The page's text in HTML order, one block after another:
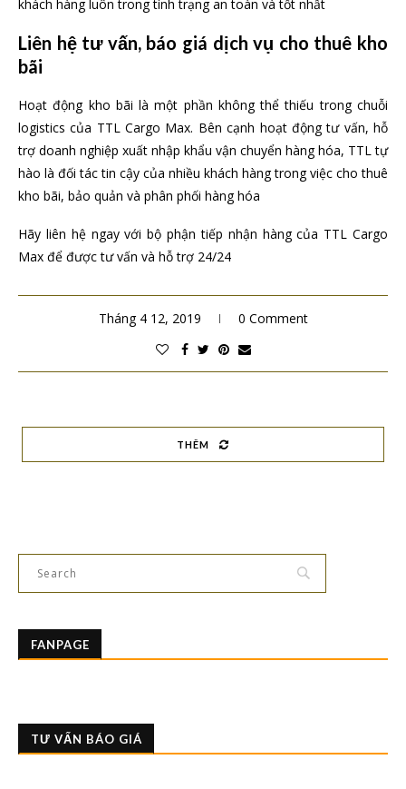
khách hàng luôn trong tình trạng an toàn và tốt nhất
Liên hệ tư vấn, báo giá dịch vụ cho thuê kho
bãi
Hoạt động kho bãi là một phần không thể thiếu trong chuỗi
logistics của TTL Cargo Max. Bên cạnh hoạt động tư vấn, hỗ
trợ doanh nghiệp xuất nhập khẩu vận chuyển hàng hóa, TTL tự
hào là đối tác tin cậy của nhiều khách hàng trong việc cho thuê
kho bãi, bảo quản và phân phối hàng hóa
Hãy liên hệ ngay với bộ phận tiếp nhận hàng của TTL Cargo
Max để được tư vấn và hỗ trợ 24/24
Tháng 4 12, 2019 0 Comment
THÊM
FANPAGE
TƯ VẤN BÁO GIÁ